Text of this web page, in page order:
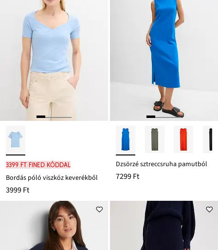
3399 Ft FINED kóddal
Bordás póló viszkóz keverékből
3999 Ft
Dzsörzé sztreccsruha pamutból
7299 Ft